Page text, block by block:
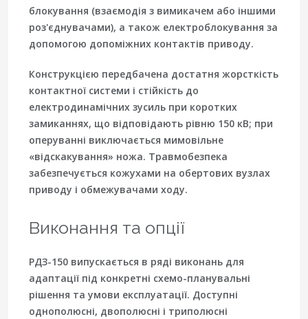
блокування (взаємодія з вимикачем або іншими
роз'єднувачами), а також електроблокування за
допомогою допоміжних контактів приводу.
Конструкцією передбачена достатня жорсткість
контактної системи і стійкість до
електродинамічних зусиль при коротких
замиканнях, що відповідають рівню 150 кВ; при
оперуванні виключається мимовільне
«відскакування» ножа. Травмобезпека
забезпечується кожухами на обертових вузлах
приводу і обмежувачами ходу.
Виконання та опції
РДЗ-150 випускається в ряді виконань для
адаптації під конкретні схемо-планувальні
рішення та умови експлуатації. Доступні
однополюсні, двополюсні і триполюсні